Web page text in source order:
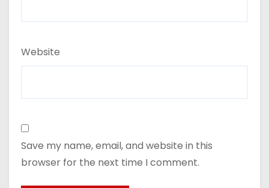
Website
Save my name, email, and website in this
browser for the next time I comment.